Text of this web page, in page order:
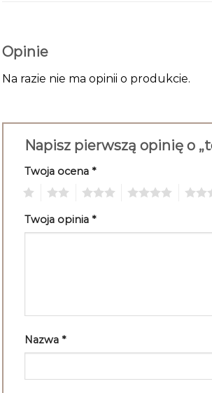
Opinie
Na razie nie ma opinii o produkcie.
Napisz pierwszą opinię o
Twoja ocena *
Twoja opinia *
Nazwa *